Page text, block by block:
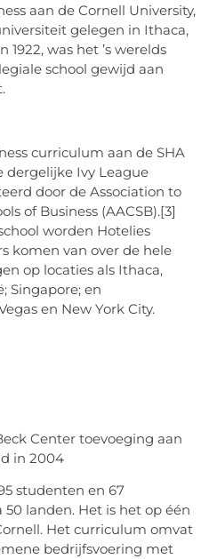
aan de Cornell University,
gelegen in Ithaca,
was het ’s werelds
school gewijd aan
curriculum aan de SHA
dergelijke Ivy League
door de Association to
of Business (AACSB).[3]
worden Hotelies
komen van over de hele
op locaties als Ithaca,
Singapore; en
en New York City.
Center toevoeging aan
in 2004
studenten en 67
landen. Het is het op één
Het curriculum omvat
bedrijfsvoering met